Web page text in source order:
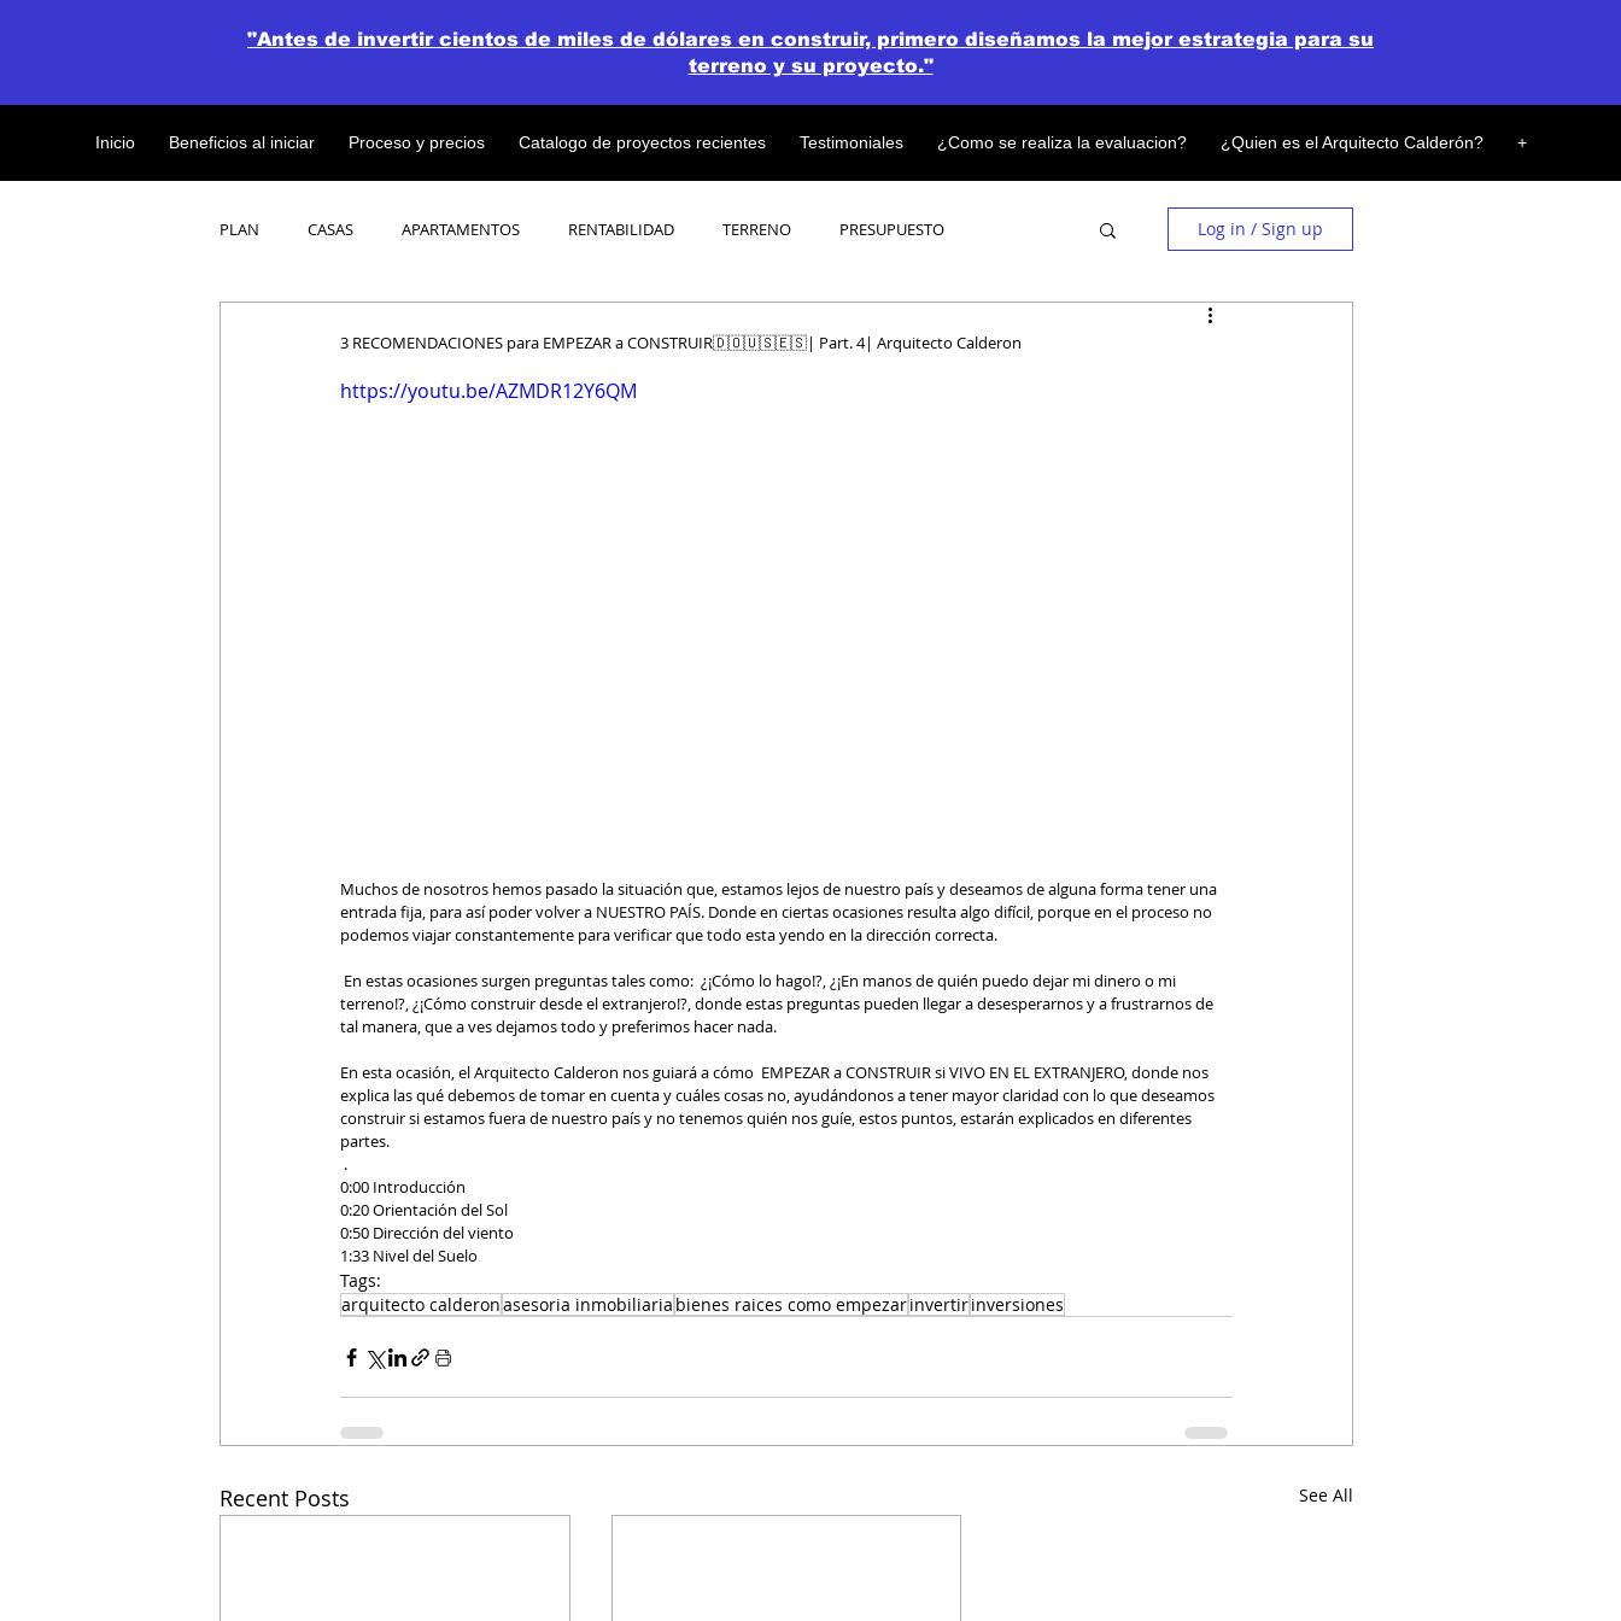
Inicio Beneficios al iniciar Proceso y precios Catalogo de proyectos recientes Testimoniales ¿Como se realiza la evaluacion? ¿Quien es el Arquitecto Calderón? +
"Antes de invertir cientos de miles de dólares en construir, primero diseñamos la mejor estrategia para su
terreno y su proyecto."
PLAN CASAS APARTAMENTOS RENTABILIDAD TERRENO PRESUPUESTO Log in / Sign up
3 RECOMENDACIONES para EMPEZAR a CONSTRUIR🇩🇴🇺🇸🇪🇸| Part. 4| Arquitecto Calderon
https://youtu.be/AZMDR12Y6QM
Muchos de nosotros hemos pasado la situación que, estamos lejos de nuestro país y deseamos de alguna forma tener una
entrada fija, para así poder volver a NUESTRO PAÍS. Donde en ciertas ocasiones resulta algo difícil, porque en el proceso no
podemos viajar constantemente para verificar que todo esta yendo en la dirección correcta.
terreno!?, ¿¡Cómo construir desde el extranjero!?, donde estas preguntas pueden llegar a desesperarnos y a frustrarnos de
tal manera, que a ves dejamos todo y preferimos hacer nada.
En esta ocasión, el Arquitecto Calderon nos guiará a cómo  EMPEZAR a CONSTRUIR si VIVO EN EL EXTRANJERO, donde nos
explica las qué debemos de tomar en cuenta y cuáles cosas no, ayudándonos a tener mayor claridad con lo que deseamos
construir si estamos fuera de nuestro país y no tenemos quién nos guíe, estos puntos, estarán explicados en diferentes
partes.
.
0:00 Introducción
0:20 Orientación del Sol
0:50 Dirección del viento
1:33 Nivel del Suelo
Tags:
arquitecto calderonasesoria inmobiliaria bienes raices como empezarinvertirinversiones
Recent Posts See All